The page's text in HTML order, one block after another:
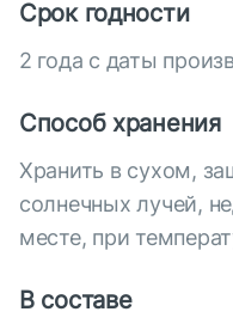
Срок годности
2 года с даты
Способ хранения
Хранить в сухом,
солнечных лучей,
месте, при
В составе